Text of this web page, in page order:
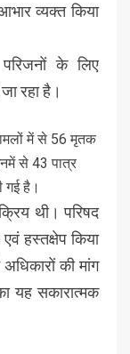
व्यक्त किया
के लिए
रहा है।
में से 56 मृतक
से 43 पात्र
गई है।
थी। परिषद
एवं हस्तक्षेप किया
की मांग
यह सकारात्मक